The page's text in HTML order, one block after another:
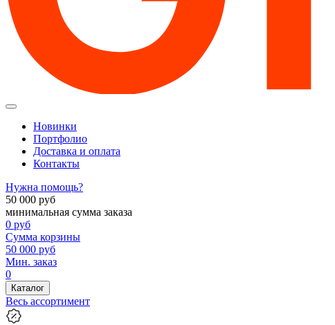
Новинки
Портфолио
Доставка и оплата
Контакты
Нужна помощь?
50 000 руб
минимальная сумма заказа
0 руб
Сумма корзины
50 000 руб
Мин. заказ
0
Каталог
Весь ассортимент